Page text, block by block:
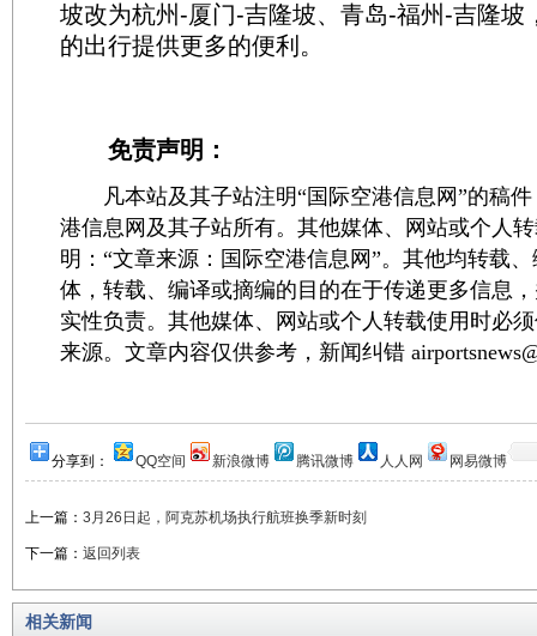
坡改为杭州-厦门-吉隆坡、青岛-福州-吉隆坡
的出行提供更多的便利。
免责声明：
凡本站及其子站注明“国际空港信息网”的稿件
港信息网及其子站所有。其他媒体、网站或个人
明：“文章来源：国际空港信息网”。其他均转载
体，转载、编译或摘编的目的在于传递更多信息
实性负责。其他媒体、网站或个人转载使用时必
来源。文章内容仅供参考，新闻纠错
分享到： QQ空间 新浪微博 腾讯微博 人人网 网易微博
上一篇： 3月26日起，阿克苏机场执行航班换季新时刻
下一篇： 返回列表
相关新闻